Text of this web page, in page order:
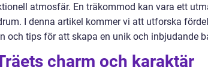
atmosfär. En träkommod kan vara ett
I denna artikel kommer vi att utforska
och tips för att skapa en unik och inbjudande
charm och karaktär